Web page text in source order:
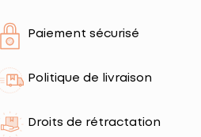
Paiement sécurisé
Politique de livraison
Droits de rétractation